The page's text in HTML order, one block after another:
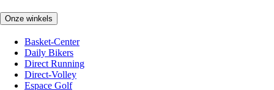
Onze winkels
Basket-Center
Daily Bikers
Direct Running
Direct-Volley
Espace Golf